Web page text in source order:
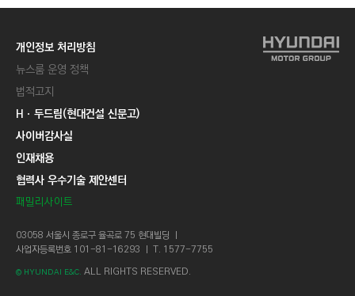
개인정보 처리방침
뉴스룸 운영 정책
법적고지
Hㆍ두드림(현대건설 신문고)
사이버감사실
인재채용
협력사 우수기술 제안센터
패밀리사이트
03058 서울시 종로구 율곡로 75 현대빌딩 ㅣ
사업자등록번호 101-81-16293 ㅣ T. 1577-7755
© HYUNDAI E&C. ALL RIGHTS RESERVED.